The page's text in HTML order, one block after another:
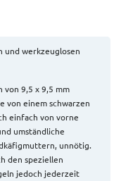
und werkzeuglosen
9,5 x 9,5 mm
von einem schwarzen
einfach von vorne
umständliche
unnötig.
den speziellen
jedoch jederzeit